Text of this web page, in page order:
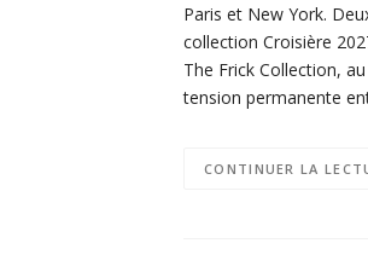
Paris et New York.
collection Croisière
The Frick Collection,
tension permanente
CONTINUER LA